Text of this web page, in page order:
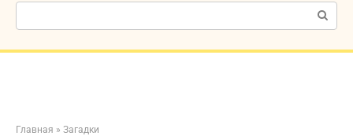
Поиск:
Главная » Загадки